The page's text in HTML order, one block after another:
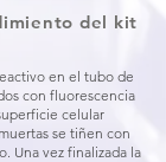
del kit
en el tubo de
con fluorescencia
celular
se tiñen con
Una vez finalizada la